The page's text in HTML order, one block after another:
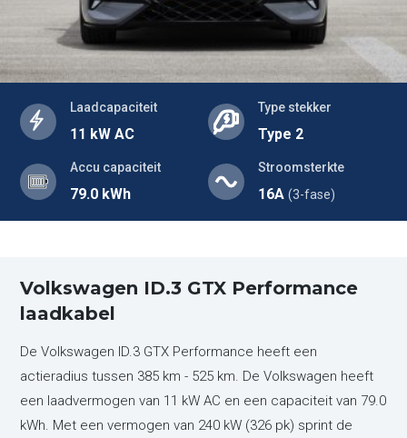
Laadcapaciteit
11 kW AC
Type stekker
Type 2
Accu capaciteit
79.0 kWh
Stroomsterkte
16A (3-fase)
Volkswagen ID.3 GTX Performance
laadkabel
De Volkswagen ID.3 GTX Performance heeft een
actieradius tussen 385 km - 525 km. De Volkswagen heeft
een laadvermogen van 11 kW AC en een capaciteit van 79.0
kWh. Met een vermogen van 240 kW (326 pk) sprint de